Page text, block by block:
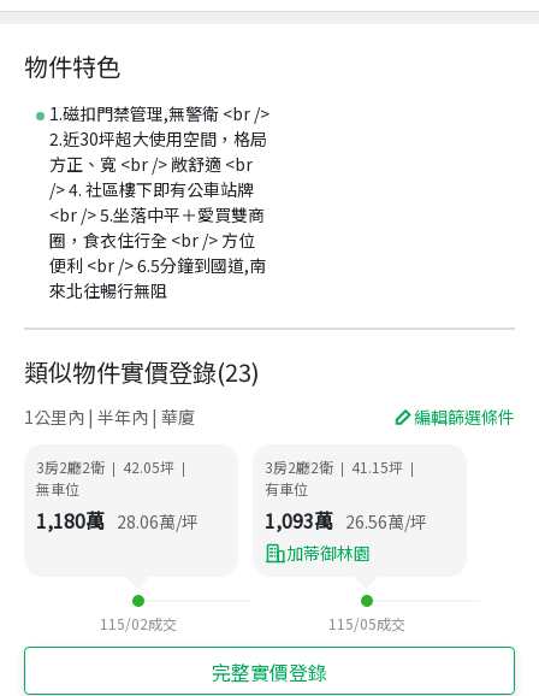
物件特色
1.磁扣門禁管理,無警衛 <br />
2.近30坪超大使用空間，格局
方正、寬 <br /> 敞舒適 <br
/> 4. 社區樓下即有公車站牌
<br /> 5.坐落中平＋愛買雙商
圈，食衣住行全 <br /> 方位
便利 <br /> 6.5分鐘到國道,南
來北往暢行無阻
類似物件實價登錄(23)
1公里內 | 半年內 | 華廈 編輯篩選條件
3房2廳2衛 | 42.05坪 |
無車位
1,180萬 28.06萬/坪
115/02成交
3房2廳2衛 | 41.15坪 |
有車位
1,093萬 26.56萬/坪
加蒂御林園
115/05成交
完整實價登錄